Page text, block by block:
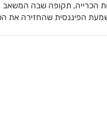
הכרייה, תקופה שבה המשאב
הפיננסית שהחזירה את